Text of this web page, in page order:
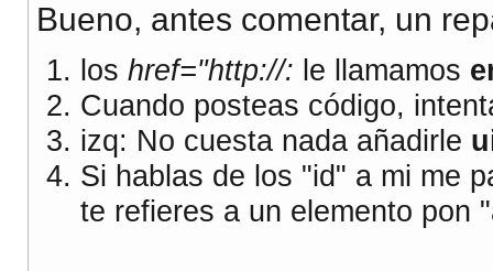
Bueno, antes comentar, un
los href="http://: le llamamos
Cuando posteas código,
izq: No cuesta nada añadirle
Si hablas de los "id" a mi me
te refieres a un elemento pon